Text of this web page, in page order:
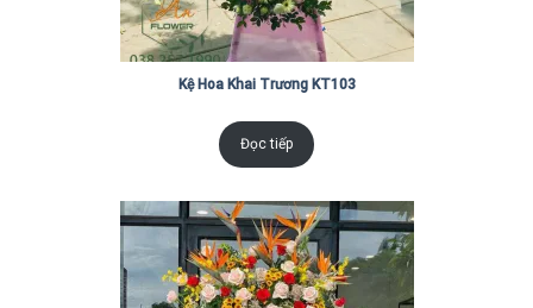
Kệ Hoa Khai Trương KT103
Đọc tiếp